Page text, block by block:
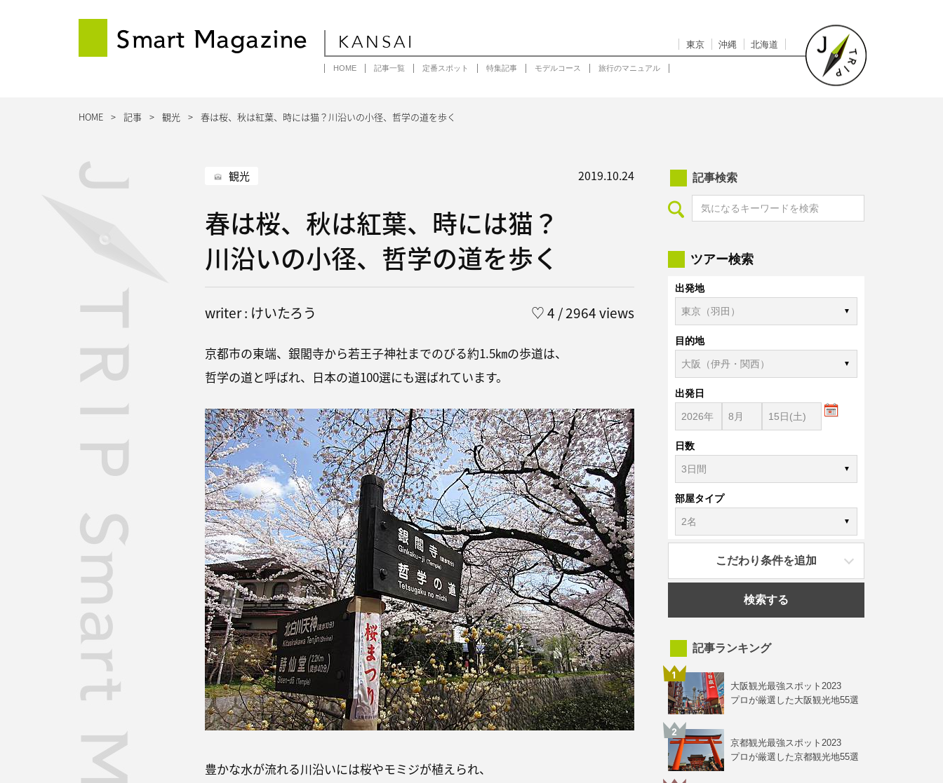
Smart Magazine KANSAI 東京 沖縄 北海道
HOME 記事一覧 定番スポット 特集記事 モデルコース 旅行のマニュアル
HOME 記事 観光 春は桜、秋は紅葉、時には猫？川沿いの小径、哲学の道を歩く
観光 2019.10.24
春は桜、秋は紅葉、時には猫？
川沿いの小径、哲学の道を歩く
writer : けいたろう ♡4 / 2964 views
京都市の東端、銀閣寺から若王子神社までのびる約1.5㎞の歩道は、
哲学の道と呼ばれ、日本の道100選にも選ばれています。
豊かな水が流れる川沿いには桜やモミジが植えられ、
記事検索
ツアー検索
出発地
目的地
出発日
日数
部屋タイプ
こだわり条件を追加
検索する
記事ランキング
大阪観光最強スポット2023
プロが厳選した大阪観光地55選
京都観光最強スポット2023
プロが厳選した京都観光地55選